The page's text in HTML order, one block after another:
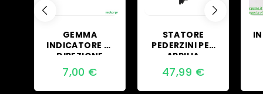
GEMMA
INDICATORE DI
DIREZIONE
FRECCIA
POSTERIORE
MALAGUTI F12
7,00 €
STATORE
PEDERZINI PER
APRILIA
47,99 €